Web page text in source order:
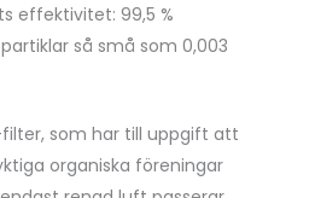
effektivitet: 99,5 %
så små som 0,003
som har till uppgift att
organiska föreningar